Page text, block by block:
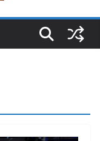
จากอินโดนีเซีย เริ่ม
จน์ ยกระดับ